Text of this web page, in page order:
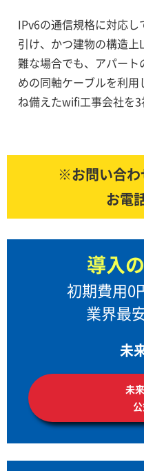
IPv6の通信規格に対応
引け、かつ建物の構造
難な場合でも、アパー
めの同軸ケーブルを利
ね備えたwifi工事会社を3
※お問い合わ
お電
導入
初期費用0
業界最
未
未